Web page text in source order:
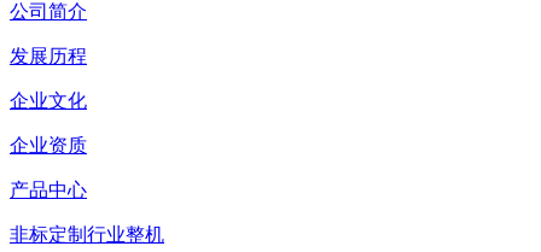
公司简介
发展历程
企业文化
企业资质
产品中心
非标定制行业整机